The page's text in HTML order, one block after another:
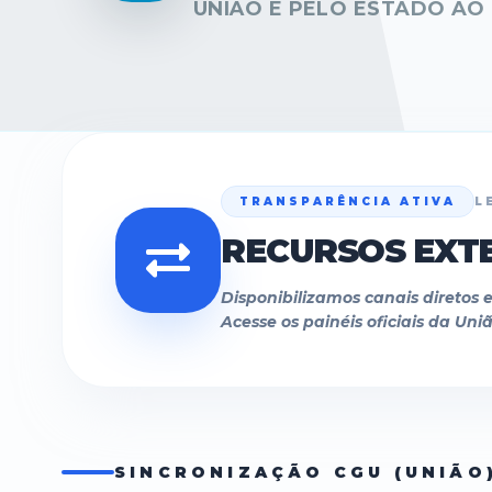
UNIÃO E PELO ESTADO
TRANSPARÊNCIA ATIVA
RECURSOS
Disponibilizamos canais diretos
Acesse os painéis oficiais da
SINCRONIZAÇÃO CGU